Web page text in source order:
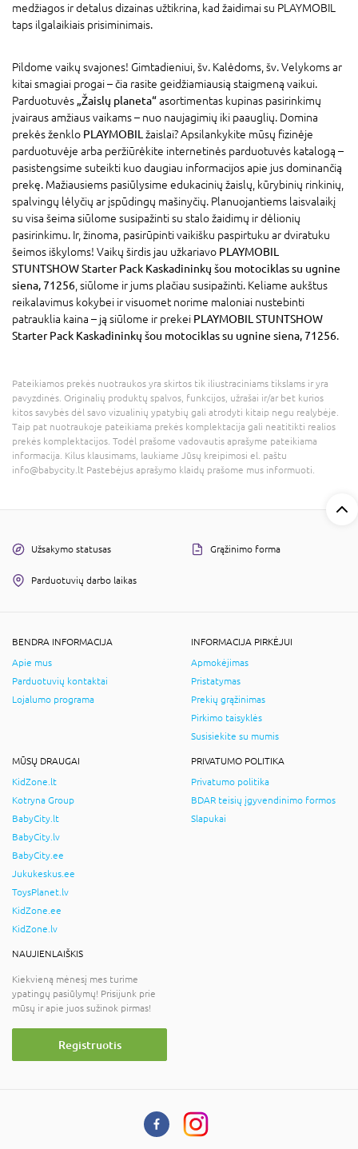
medžiagos ir detalus dizainas užtikrina, kad žaidimai su PLAYMOBIL
taps ilgalaikiais prisiminimais.
Pildome vaikų svajones! Gimtadieniui, šv. Kalėdoms, šv. Velykoms ar
kitai smagiai progai – čia rasite geidžiamiausią staigmeną vaikui.
Parduotuvės „Žaislų planeta“asortimentas kupinas pasirinkimų
įvairaus amžiaus vaikams – nuo naujagimių iki paauglių. Domina
prekės ženklo PLAYMOBIL žaislai? Apsilankykite mūsų fizinėje
parduotuvėje arba peržiūrėkite internetinės parduotuvės katalogą –
pasistengsime suteikti kuo daugiau informacijos apie jus dominančią
prekę. Mažiausiems pasiūlysime edukacinių žaislų, kūrybinių rinkinių,
spalvingų lėlyčių ar įspūdingų mašinyčių. Planuojantiems laisvalaikį
su visa šeima siūlome susipažinti su stalo žaidimų ir dėlionių
pasirinkimu. Ir, žinoma, pasirūpinti vaikišku paspirtuku ar dviratuku
šeimos iškyloms! Vaikų širdis jau užkariavo PLAYMOBIL
STUNTSHOW Starter Pack Kaskadininkų šou motociklas su ugnine
siena, 71256 , siūlome ir jums plačiau susipažinti. Keliame aukštus
reikalavimus kokybei ir visuomet norime maloniai nustebinti
patrauklia kaina – ją siūlome ir prekei PLAYMOBIL STUNTSHOW
Starter Pack Kaskadininkų šou motociklas su ugnine siena, 71256.
Pateikiamos prekės nuotraukos yra skirtos tik iliustraciniams tikslams ir yra
pavyzdinės. Originalių produktų spalvos, funkcijos, užrašai ir/ar bet kurios
kitos savybės dėl savo vizualinių ypatybių gali atrodyti kitaip negu realybėje.
Taip pat nuotraukoje pateikiama prekės komplektacija gali neatitikti realios
prekės komplektacijos. Todėl prašome vadovautis aprašyme pateikiama
informacija. Kilus klausimams, laukiame Jūsų kreipimosi el. paštu
info@babycity.lt Pastebėjus aprašymo klaidų prašome mus informuoti.
Užsakymo statusas Grąžinimo forma
Parduotuvių darbo laikas
BENDRA INFORMACIJA
Apie mus
Parduotuvių kontaktai
Lojalumo programa
INFORMACIJA PIRKĖJUI
Apmokėjimas
Pristatymas
Prekių grąžinimas
Pirkimo taisyklės
Susisiekite su mumis
MŪSŲ DRAUGAI
KidZone.lt
Kotryna Group
BabyCity.lt
BabyCity.lv
BabyCity.ee
Jukukeskus.ee
ToysPlanet.lv
KidZone.ee
KidZone.lv
PRIVATUMO POLITIKA
Privatumo politika
BDAR teisių įgyvendinimo formos
Slapukai
NAUJIENLAIŠKIS
Kiekvieną mėnesį mes turime
ypatingų pasiūlymų! Prisijunk prie
mūsų ir apie juos sužinok pirmas!
Registruotis